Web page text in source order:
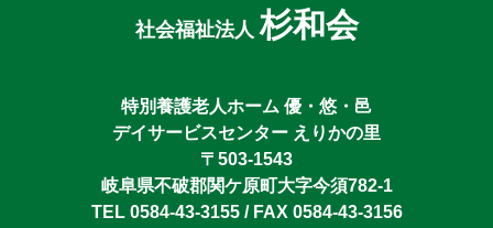
社会福祉法人杉和会
特別養護老人ホーム 優・悠・邑
デイサービスセンター えりかの里
〒503-1543
岐阜県不破郡関ケ原町大字今須782-1
TEL 0584-43-3155 / FAX 0584-43-3156